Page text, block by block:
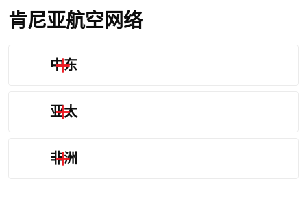
肯尼亚航空网络
中东
亚太
非洲